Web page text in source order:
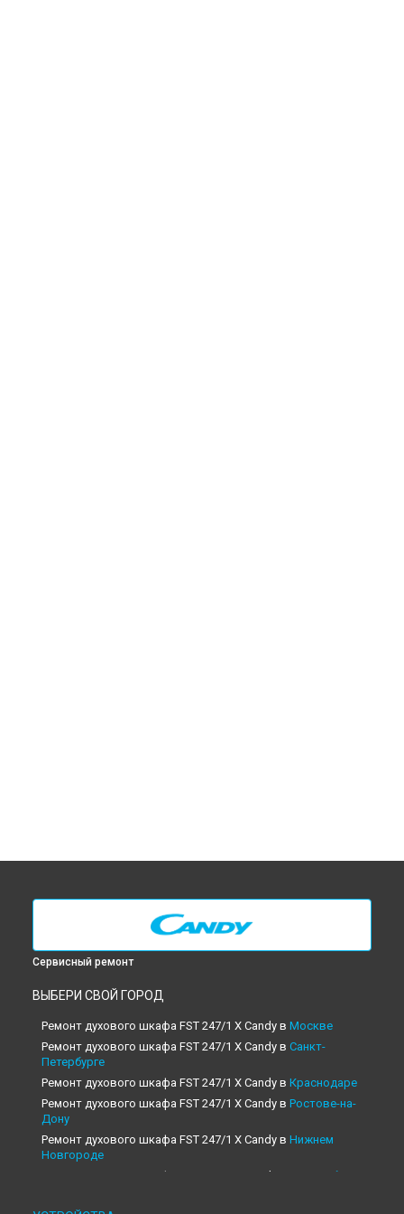
Сервисный ремонт
ВЫБЕРИ СВОЙ ГОРОД
Ремонт духового шкафа FST 247/1 X Candy в Москве
Ремонт духового шкафа FST 247/1 X Candy в Санкт-
Петербурге
Ремонт духового шкафа FST 247/1 X Candy в Краснодаре
Ремонт духового шкафа FST 247/1 X Candy в Ростове-на-
Дону
Ремонт духового шкафа FST 247/1 X Candy в Нижнем
Новгороде
Ремонт духового шкафа FST 247/1 X Candy в
Новосибирске